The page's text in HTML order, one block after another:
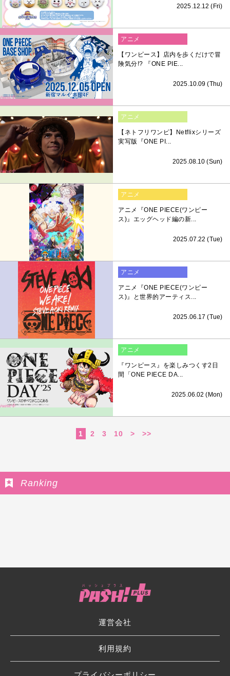
2025.12.12 (Fri)
アニメ
【ワンピース】店内を歩くだけで冒
険気分!? 『ONE PIE...
2025.10.09 (Thu)
アニメ
【ネトフリワンピ】Netflixシリーズ
実写版『ONE PI...
2025.08.10 (Sun)
アニメ
アニメ『ONE PIECE(ワンピー
ス)』エッグヘッド編の新...
2025.07.22 (Tue)
アニメ
アニメ『ONE PIECE(ワンピー
ス)』と世界的アーティス...
2025.06.17 (Tue)
アニメ
『ワンピース』を楽しみつくす2日
間「ONE PIECE DA...
2025.06.02 (Mon)
1 2 3 10 > >>
Ranking
運営会社
利用規約